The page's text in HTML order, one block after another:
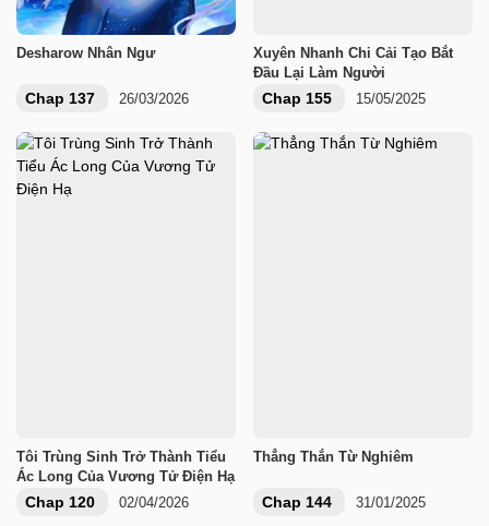
Desharow Nhân Ngư
Chap 137 26/03/2026
Xuyên Nhanh Chi Cải Tạo Bắt
Đầu Lại Làm Người
Chap 155 15/05/2025
Tôi Trùng Sinh Trở Thành Tiểu
Ác Long Của Vương Tử Điện Hạ
Chap 120 02/04/2026
Thẳng Thắn Từ Nghiêm
Chap 144 31/01/2025